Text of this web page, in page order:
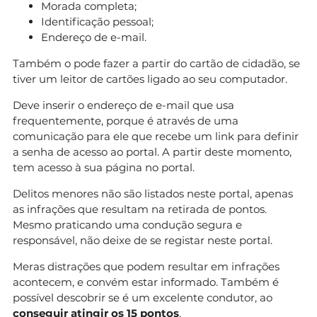
Morada completa;
Identificação pessoal;
Endereço de e-mail.
Também o pode fazer a partir do cartão de cidadão, se
tiver um leitor de cartões ligado ao seu computador.
Deve inserir o endereço de e-mail que usa
frequentemente, porque é através de uma
comunicação para ele que recebe um link para definir
a senha de acesso ao portal. A partir deste momento,
tem acesso à sua página no portal.
Delitos menores não são listados neste portal, apenas
as infrações que resultam na retirada de pontos.
Mesmo praticando uma condução segura e
responsável, não deixe de se registar neste portal.
Meras distrações que podem resultar em infrações
acontecem, e convém estar informado. Também é
possível descobrir se é um excelente condutor, ao
conseguir atingir os 15 pontos.